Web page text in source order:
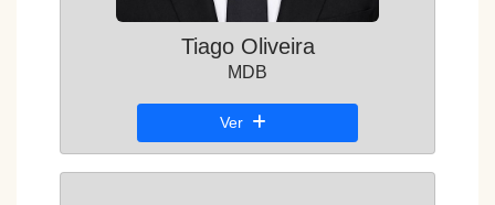
Tiago Oliveira
MDB
Ver